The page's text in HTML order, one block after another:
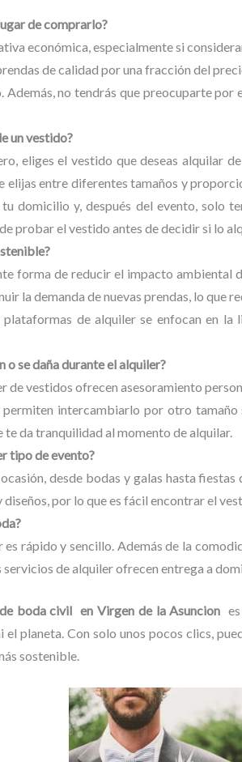
de comprarlo?
económica, especialmente si
de calidad por una fracción del
Además, no tendrás que preocuparte
un vestido?
eliges el vestido que deseas alquilar
elijas entre diferentes tamaños y
domicilio y, después del evento, solo
probar el vestido antes de decidir si lo
forma de reducir el impacto ambiental
la demanda de nuevas prendas, lo que
de alquiler se enfocan en
o se daña durante el alquiler?
de vestidos ofrecen asesoramiento
intercambiarlo por otro
te da tranquilidad al momento de alquilar.
tipo de evento?
desde bodas y galas hasta
por lo que es fácil encontrar el
rápido y sencillo. Además de la
servicios de alquiler ofrecen entrega a
boda civil en Virgen de la Asuncion
planeta. Con solo unos pocos clics,
sostenible.